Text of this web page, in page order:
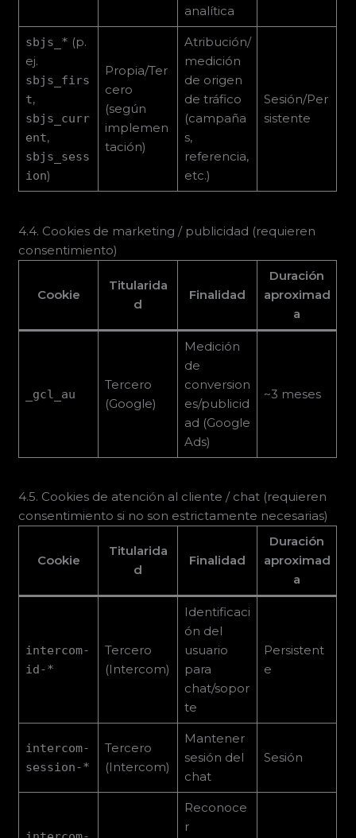
analítica
sbjs_* (p.
ej.
sbjs_firs
t,
sbjs_curr
ent,
sbjs_sess
ion)
Propia/Ter
cero
(según
implemen
tación)
Atribución/
medición
de origen
de tráfico
(campaña
s,
referencia,
etc.)
Sesión/Per
sistente
4.4. Cookies de marketing / publicidad (requieren
consentimiento)
Cookie
Titularida
d
Finalidad
Duración
aproximad
a
_gcl_au
Tercero
(Google)
Medición
de
conversion
es/publicid
ad (Google
Ads)
~3 meses
4.5. Cookies de atención al cliente / chat (requieren
consentimiento si no son estrictamente necesarias)
Cookie
Titularida
d
Finalidad
Duración
aproximad
a
intercom-
id-*
Tercero
(Intercom)
Identificaci
ón del
usuario
para
chat/sopor
te
Persistent
e
intercom-
session-*
Tercero
(Intercom)
Mantener
sesión del
chat
Sesión
Reconoce
r